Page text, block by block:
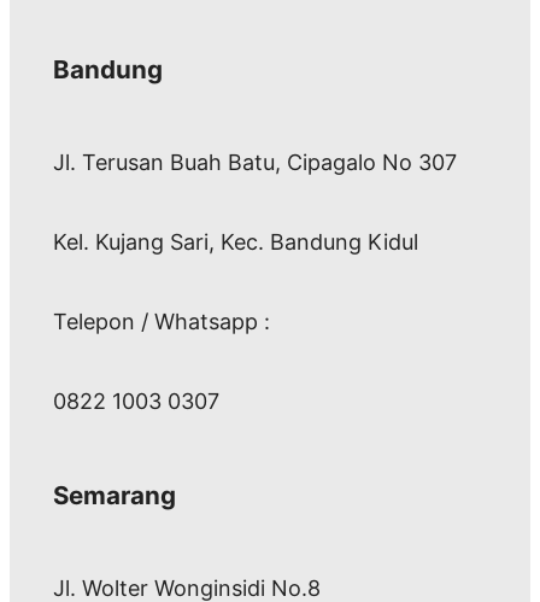
Bandung
Jl. Terusan Buah Batu, Cipagalo No 307
Kel. Kujang Sari, Kec. Bandung Kidul
Telepon / Whatsapp :
0822 1003 0307
Semarang
Jl. Wolter Wonginsidi No.8